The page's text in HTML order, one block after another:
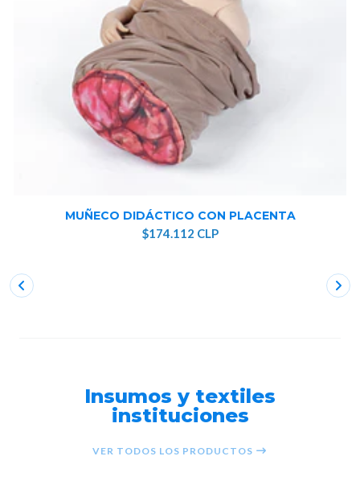
MUÑECO DIDÁCTICO CON PLACENTA
$174.112 CLP
Insumos y textiles
instituciones
VER TODOS LOS PRODUCTOS